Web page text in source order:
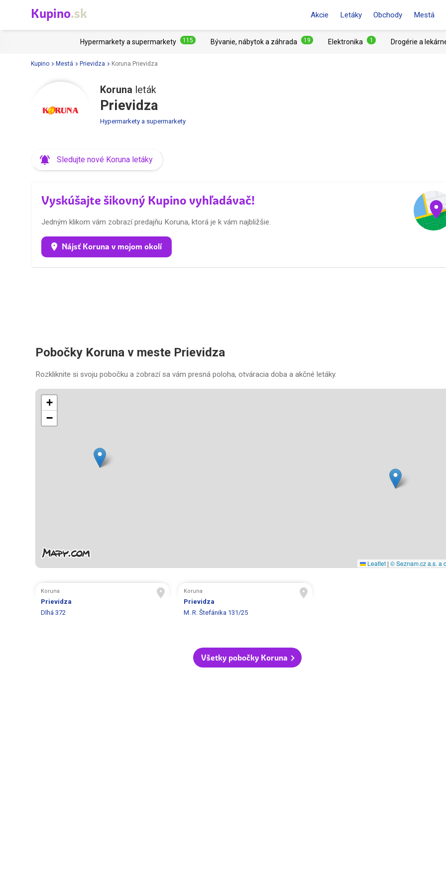
Kupino.sk Akcie Letáky Obchody Mestá
Hypermarkety a supermarkety 115 Bývanie, nábytok a záhrada 19 Elektronika 1 Drogérie a
Kupino Mestá Prievidza Koruna Prievidza
Koruna leták
Prievidza
Hypermarkety a supermarkety
Sledujte nové Koruna letáky
Vyskúšajte šikovný Kupino vyhľadávač!
Jedným klikom vám zobrazí predajňu Koruna, ktorá je k vám najbližšie.
Nájsť Koruna v mojom okolí
Pobočky Koruna v meste Prievidza
Rozkliknite si svoju pobočku a zobrazí sa vám presná poloha, otváracia doba a akčné letáky.
+
−
Leaflet | © Seznam.cz a.s. a
Koruna
Prievidza
Dlhá 372
Koruna
Prievidza
M. R. Štefánika 131/25
Všetky pobočky Koruna